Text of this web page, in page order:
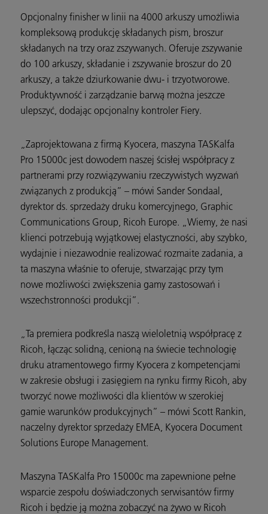
Opcjonalny finisher w linii na 4000 arkuszy umożliwia
kompleksową produkcję składanych pism, broszur
składanych na trzy oraz zszywanych. Oferuje zszywanie
do 100 arkuszy, składanie i zszywanie broszur do 20
arkuszy, a także dziurkowanie dwu- i trzyotworowe.
Produktywność i zarządzanie barwą można jeszcze
ulepszyć, dodając opcjonalny kontroler Fiery.
„Zaprojektowana z firmą Kyocera, maszyna TASKalfa
Pro 15000c jest dowodem naszej ścisłej współpracy z
partnerami przy rozwiązywaniu rzeczywistych wyzwań
związanych z produkcją” – mówi Sander Sondaal,
dyrektor ds. sprzedaży druku komercyjnego, Graphic
Communications Group, Ricoh Europe. „Wiemy, że nasi
klienci potrzebują wyjątkowej elastyczności, aby szybko,
wydajnie i niezawodnie realizować rozmaite zadania, a
ta maszyna właśnie to oferuje, stwarzając przy tym
nowe możliwości zwiększenia gamy zastosowań i
wszechstronności produkcji”.
„Ta premiera podkreśla naszą wieloletnią współpracę z
Ricoh, łącząc solidną, cenioną na świecie technologię
druku atramentowego firmy Kyocera z kompetencjami
w zakresie obsługi i zasięgiem na rynku firmy Ricoh, aby
tworzyć nowe możliwości dla klientów w szerokiej
gamie warunków produkcyjnych” – mówi Scott Rankin,
naczelny dyrektor sprzedaży EMEA, Kyocera Document
Solutions Europe Management.
Maszyna TASKalfa Pro 15000c ma zapewnione pełne
wsparcie zespołu doświadczonych serwisantów firmy
Ricoh i będzie ją można zobaczyć na żywo w Ricoh